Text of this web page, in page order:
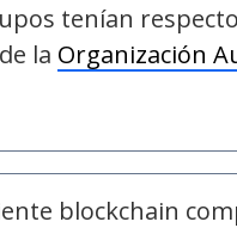
tenían
la Organización
blockchain